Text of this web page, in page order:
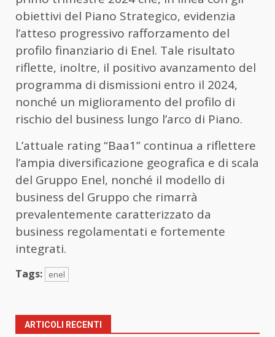
obiettivi del Piano Strategico, evidenzia
l’atteso progressivo rafforzamento del
profilo finanziario di Enel. Tale risultato
riflette, inoltre, il positivo avanzamento del
programma di dismissioni entro il 2024,
nonché un miglioramento del profilo di
rischio del business lungo l’arco di Piano.
L’attuale rating “Baa1” continua a riflettere
l’ampia diversificazione geografica e di scala
del Gruppo Enel, nonché il modello di
business del Gruppo che rimarrà
prevalentemente caratterizzato da
business regolamentati e fortemente
integrati.
Tags: enel
ARTICOLI RECENTI